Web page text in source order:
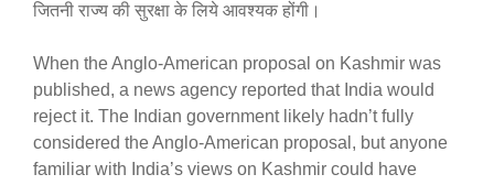
जितनी राज्य की सुरक्षा के लिये आवश्यक होंगी।
When the Anglo-American proposal on Kashmir was
published, a news agency reported that India would
reject it. The Indian government likely hadn’t fully
considered the Anglo-American proposal, but anyone
familiar with India’s views on Kashmir could have